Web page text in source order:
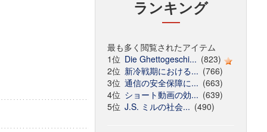
ランキング
最も多く閲覧されたアイテム
1位 Die Ghettogeschi... (823)
2位 新冷戦期における... (766)
3位 通信の安全保障に... (663)
4位 ショート動画の効... (639)
5位 J.S. ミルの社会... (490)